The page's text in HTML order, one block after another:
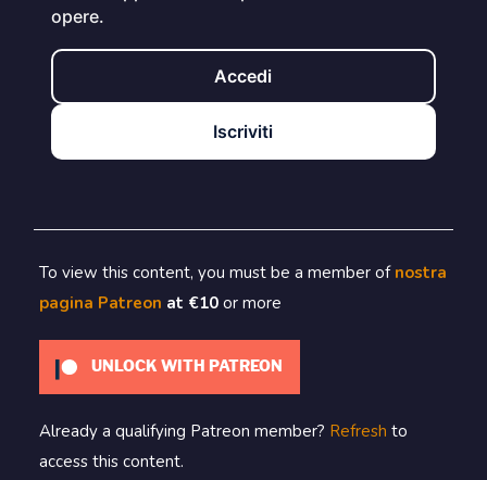
opere.
Accedi
Iscriviti
To view this content, you must be a member of nostra
pagina Patreon at €10 or more
UNLOCK WITH PATREON
Already a qualifying Patreon member? Refresh to
access this content.